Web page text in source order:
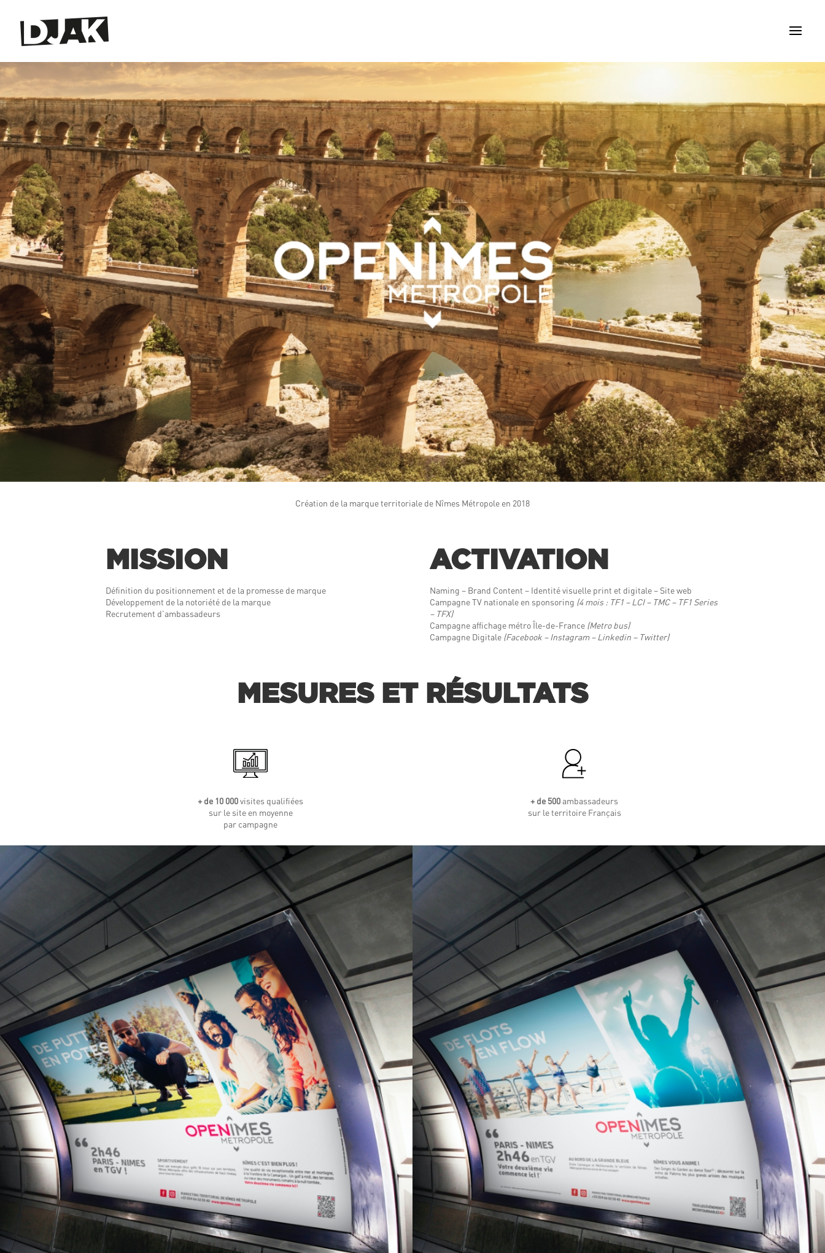
Création de la marque territoriale de Nîmes Métropole en 2018
MISSION
Définition du positionnement et de la promesse de marque
Développement de la notoriété de la marque
Recrutement d’ambassadeurs
ACTIVATION
Naming – Brand Content – Identité visuelle print et digitale – Site web
Campagne TV nationale en sponsoring (4 mois : TF1 – LCI – TMC – TF1 Series
– TFX)
Campagne affichage métro Île-de-France (Metro bus)
Campagne Digitale (Facebook – Instagram – Linkedin – Twitter)
MESURES ET RÉSULTATS
+ de 10 000visites qualifiées
sur le site en moyenne
par campagne
+ de 500ambassadeurs
sur le territoire Français